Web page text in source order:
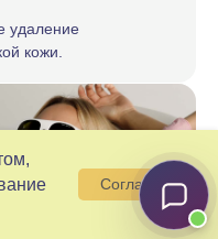
удаление
кожи.
Согласен